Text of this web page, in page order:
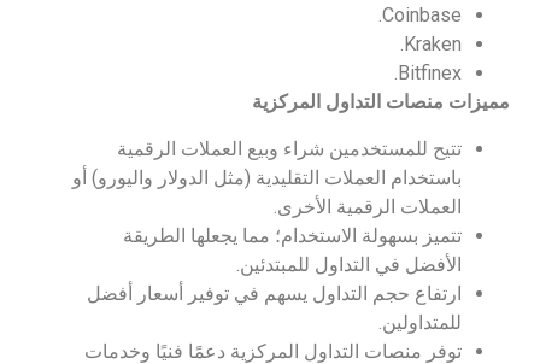
Coinbase.
Kraken.
Bitfinex.
مميزات منصات التداول المركزية
تتيح للمستخدمين شراء وبيع العملات الرقمية
باستخدام العملات التقليدية (مثل الدولار واليورو) أو
العملات الرقمية الأخرى.
تتميز بسهولة الاستخدام؛ مما يجعلها الطريقة
الأفضل في التداول للمبتدئين.
ارتفاع حجم التداول يسهم في توفير أسعار أفضل
للمتداولين.
توفر منصات التداول المركزية دعمًا فنيًا وخدمات